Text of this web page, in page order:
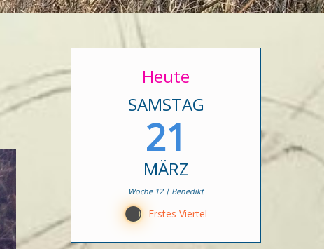
Heute
SAMSTAG
21
MÄRZ
Woche 12 | Benedikt
B Erstes Viertel